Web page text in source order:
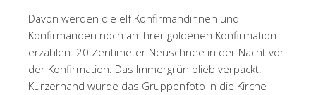
Davon werden die elf Konfirmandinnen und
Konfirmanden noch an ihrer goldenen Konfirmation
erzählen: 20 Zentimeter Neuschnee in der Nacht vor
der Konfirmation. Das Immergrün blieb verpackt.
Kurzerhand wurde das Gruppenfoto in die Kirche